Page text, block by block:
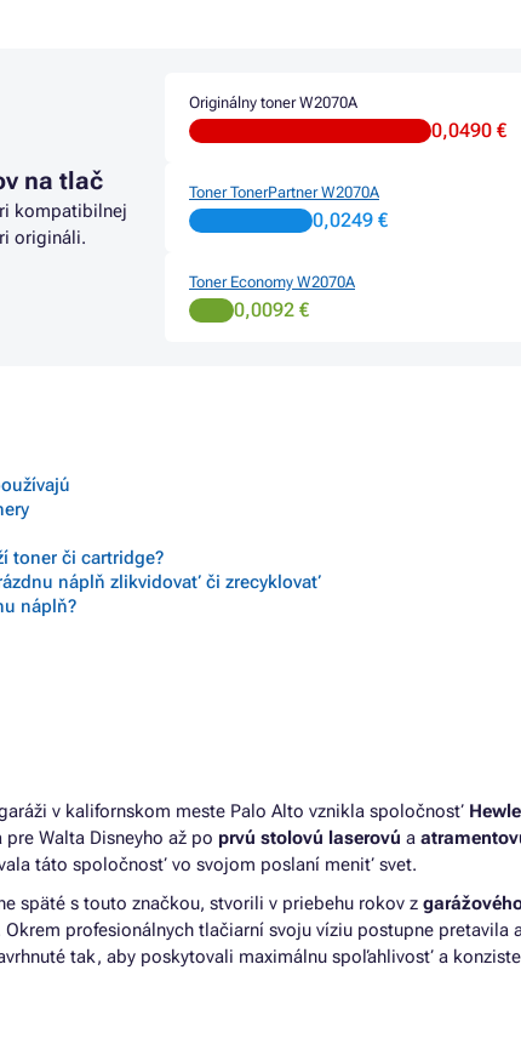
na tlač
kompatibilnej
origináli.
Originálny toner W2070A
0,0490 €
Toner TonerPartner W2070A
0,0249 €
Toner Economy W2070A
0,0092 €
toner či cartridge?
náplň zlikvidovať či zrecyklovať
náplň?
v kalifornskom meste Palo Alto vznikla spoločnosť
Walta Disneyho až po prvú stolovú laserovú a
táto spoločnosť vo svojom poslaní meniť svet.
späté s touto značkou, stvorili v priebehu rokov z
profesionálnych tlačiarní svoju víziu postupne pretavila
tak, aby poskytovali maximálnu spoľahlivosť a